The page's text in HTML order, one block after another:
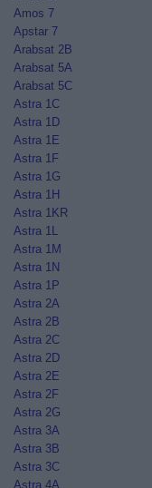
Amos 7
Apstar 7
Arabsat 2B
Arabsat 5A
Arabsat 5C
Astra 1C
Astra 1D
Astra 1E
Astra 1F
Astra 1G
Astra 1H
Astra 1KR
Astra 1L
Astra 1M
Astra 1N
Astra 1P
Astra 2A
Astra 2B
Astra 2C
Astra 2D
Astra 2E
Astra 2F
Astra 2G
Astra 3A
Astra 3B
Astra 3C
Astra 4A